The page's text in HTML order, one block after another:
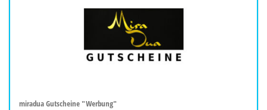
miradua Gutscheine "Werbung"